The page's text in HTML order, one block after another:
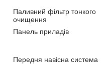
Паливний фільтр тонкого
очищення
Панель приладів
Передня навісна система